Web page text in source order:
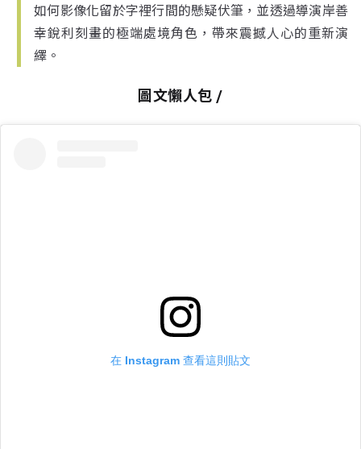
如何影像化留於字裡行間的懸疑伏筆，並透過導演岸善
幸銳利刻畫的極端處境角色，帶來震撼人心的重新演
繹。
圖文懶人包 /
在 Instagram 查看這則貼文